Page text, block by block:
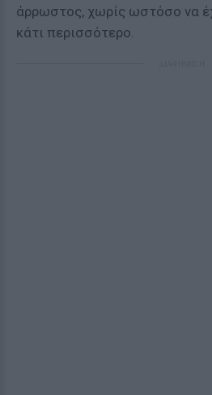
άρρωστος, χωρίς ωστόσο να
κάτι περισσότερο.